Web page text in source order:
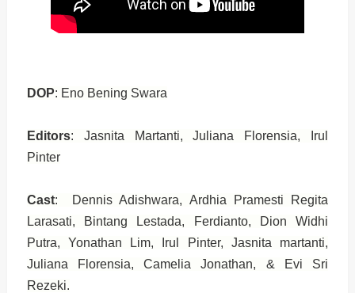
DOP: Eno Bening Swara
Editors: Jasnita Martanti, Juliana Florensia, Irul
Pinter
Cast: Dennis Adishwara, Ardhia Pramesti Regita
Larasati, Bintang Lestada, Ferdianto, Dion Widhi
Putra, Yonathan Lim, Irul Pinter, Jasnita martanti,
Juliana Florensia, Camelia Jonathan, & Evi Sri
Rezeki.